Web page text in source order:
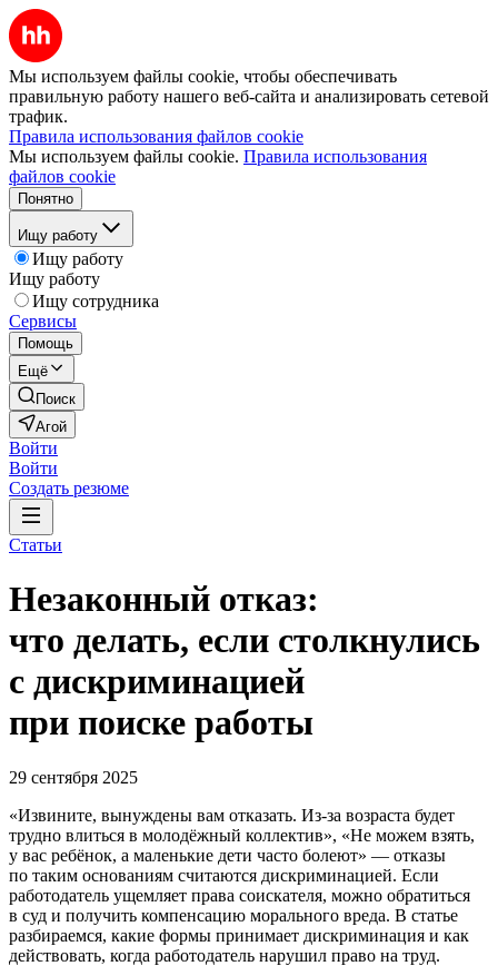
Мы используем файлы cookie, чтобы обеспечивать
правильную работу нашего веб-сайта и анализировать сетевой
трафик.
Правила использования файлов cookie
Мы используем файлы cookie. Правила использования
файлов cookie
Понятно
Ищу работу
Ищу работу
Ищу работу
Ищу сотрудника
Сервисы
Помощь
Ещё
Поиск
Агой
Войти
Войти
Создать резюме
Статьи
Незаконный отказ:
что делать, если столкнулись
с дискриминацией
при поиске работы
29 сентября 2025
«Извините, вынуждены вам отказать. Из-за возраста будет
трудно влиться в молодёжный коллектив», «Не можем взять,
у вас ребёнок, а маленькие дети часто болеют» — отказы
по таким основаниям считаются дискриминацией. Если
работодатель ущемляет права соискателя, можно обратиться
в суд и получить компенсацию морального вреда. В статье
разбираемся, какие формы принимает дискриминация и как
действовать, когда работодатель нарушил право на труд.